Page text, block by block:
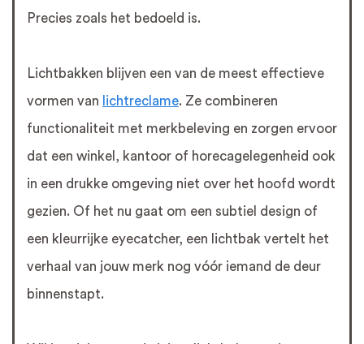
Precies zoals het bedoeld is.
Lichtbakken blijven een van de meest effectieve
vormen van lichtreclame. Ze combineren
functionaliteit met merkbeleving en zorgen ervoor
dat een winkel, kantoor of horecagelegenheid ook
in een drukke omgeving niet over het hoofd wordt
gezien. Of het nu gaat om een subtiel design of
een kleurrijke eyecatcher, een lichtbak vertelt het
verhaal van jouw merk nog vóór iemand de deur
binnenstapt.